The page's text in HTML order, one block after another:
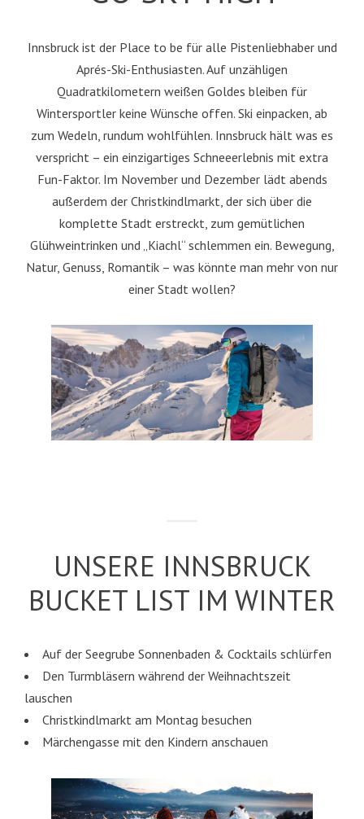
Innsbruck ist der Place to be für alle Pistenliebhaber und
Aprés-Ski-Enthusiasten. Auf unzähligen
Quadratkilometern weißen Goldes bleiben für
Wintersportler keine Wünsche offen. Ski einpacken, ab
zum Wedeln, rundum wohlfühlen. Innsbruck hält was es
verspricht – ein einzigartiges Schneeerlebnis mit extra
Fun-Faktor. Im November und Dezember lädt abends
außerdem der Christkindlmarkt, der sich über die
komplette Stadt erstreckt, zum gemütlichen
Glühweintrinken und „Kiachl“ schlemmen ein. Bewegung,
Natur, Genuss, Romantik – was könnte man mehr von nur
einer Stadt wollen?
UNSERE INNSBRUCK
BUCKET LIST IM WINTER
Auf der Seegrube Sonnenbaden & Cocktails schlürfen
Den Turmbläsern während der Weihnachtszeit
lauschen
Christkindlmarkt am Montag besuchen
Märchengasse mit den Kindern anschauen